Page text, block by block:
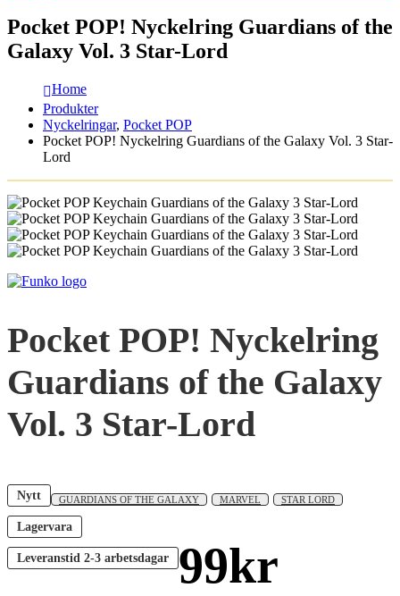
Pocket POP! Nyckelring Guardians of the
Galaxy Vol. 3 Star-Lord
Home
Produkter
Nyckelringar, Pocket POP
Pocket POP! Nyckelring Guardians of the Galaxy Vol. 3 Star-
Lord
Pocket POP! Nyckelring
Guardians of the Galaxy
Vol. 3 Star-Lord
Nytt
Lagervara
Leveranstid 2-3 arbetsdagar
GUARDIANS OF THE GALAXY MARVEL STAR LORD
99kr